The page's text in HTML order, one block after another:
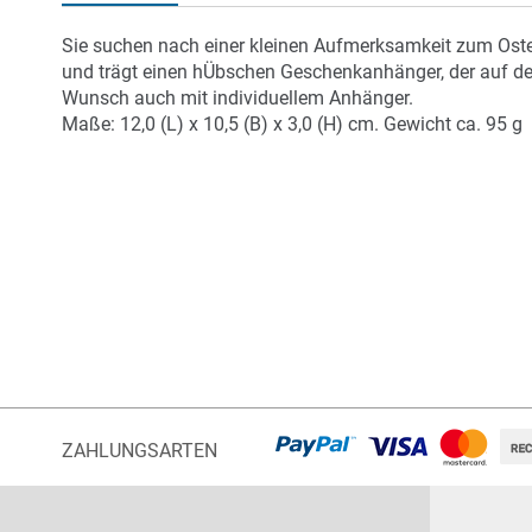
der
Bildergalerie
springen
Sie suchen nach einer kleinen Aufmerksamkeit zum
und trägt einen hÜbschen Geschenkanhänger, der auf
Wunsch auch mit individuellem Anhänger.
Maße: 12,0 (L) x 10,5 (B) x 3,0 (H) cm. Gewicht ca. 95 g
ZAHLUNGSARTEN